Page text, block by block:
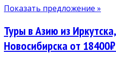
Показать предложение »
Туры в Азию из
Новосибирска от